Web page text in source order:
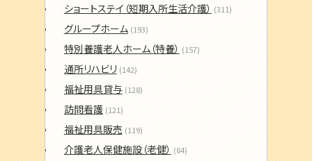
ショートステイ（短期入所生活介護） (311)
グループホーム (193)
特別養護老人ホーム（特養） (157)
通所リハビリ (142)
福祉用具貸与 (128)
訪問看護 (121)
福祉用具販売 (119)
介護老人保健施設（老健） (84)